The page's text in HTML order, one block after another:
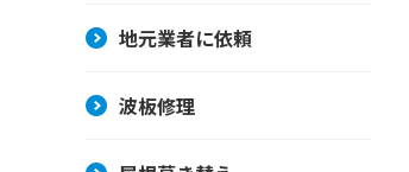
地元業者に依頼
波板修理